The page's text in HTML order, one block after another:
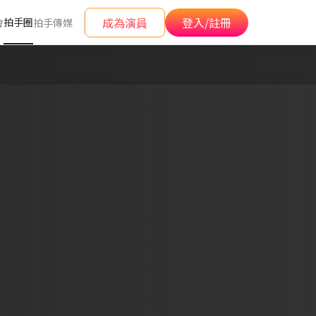
拍手圈拍手傳媒 成為演員 登入/註冊